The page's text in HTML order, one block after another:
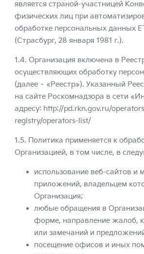
является страной-участницей
физических лиц при
обработке персональных данных
(Страсбург, 28 января 1981 г.).
1.4. Организация включена в
осуществляющих обработку
(далее – «Реестр»). Указанный
на сайте Роскомнадзора в сети
адресу: http://pd.rkn.gov.ru/
registry/operators-list/
1.5. Политика применяется к
Организацией, в том числе, в
использование веб-сайтов и
приложений, владельцем
Организация;
любые обращения в
форме, направление жалоб,
или замечаний и
посещение офисов и иных